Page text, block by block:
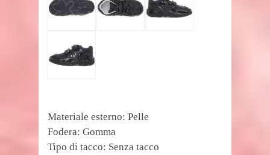
Materiale esterno: Pelle
Fodera: Gomma
Tipo di tacco: Senza tacco